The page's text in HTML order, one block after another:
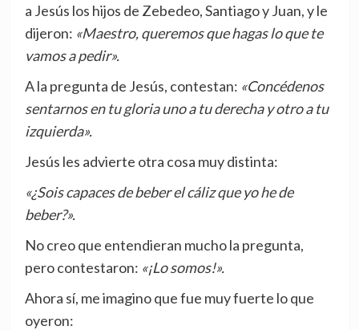
a Jesús los hijos de Zebedeo, Santiago y Juan, y le
dijeron: «Maestro, queremos que hagas lo que te
vamos a pedir».
A la pregunta de Jesús, contestan: «Concédenos
sentarnos en tu gloria uno a tu derecha y otro a tu
izquierda».
Jesús les advierte otra cosa muy distinta:
«¿Sois capaces de beber el cáliz que yo he de
beber?».
No creo que entendieran mucho la pregunta,
pero contestaron: «¡Lo somos!».
Ahora sí, me imagino que fue muy fuerte lo que
oyeron: